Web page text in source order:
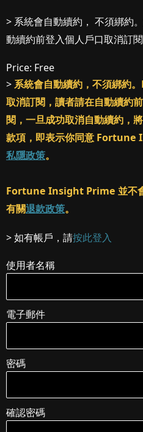
> 系統會自動續約， 不須綁約
動續約前登入個人戶口取消訂閱
Price: Free
>系統會自動續約，不須綁約
取消訂閱，讀者請在自動續約
閱，一旦成功取消自動續約，
款項，即表示你同意
私隱政策。
Fortune Insight Prime 並不
有關退款政策。
> 如有帳戶，請按此登入
使用者名稱
電子郵件
密碼
確認密碼